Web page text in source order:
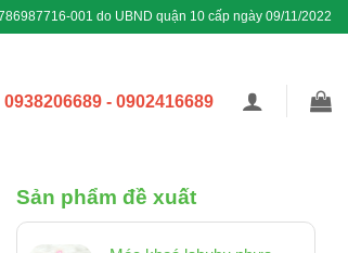
001 do UBND quận 10 cấp ngày 09/11/2022
0938206689 - 0902416689
Sản phẩm đề xuất